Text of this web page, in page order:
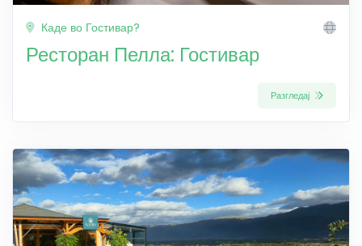
Каде во Гостивар?
Ресторан Пелла: Гостивар
Разгледај